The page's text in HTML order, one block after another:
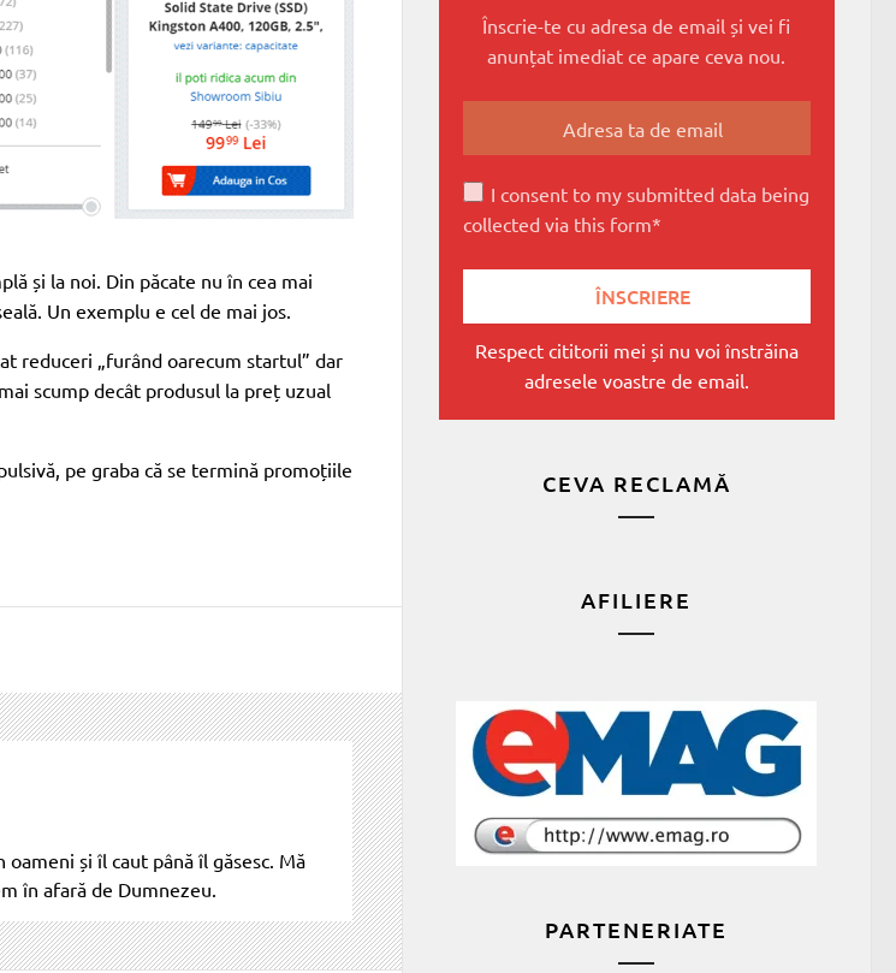
și la noi. Din păcate nu în cea mai
Un exemplu e cel de mai jos.
reduceri „furând oarecum startul” dar
scump decât produsul la preț uzual
pe graba că se termină promoțiile
și îl caut până îl găsesc. Mă
în afară de Dumnezeu.
Înscrie-te cu adresa de email și vei fi
anunțat imediat ce apare ceva nou.
I consent to my submitted data being
collected via this form*
Respect cititorii mei și nu voi înstrăina
adresele voastre de email.
CEVA RECLAMĂ
AFILIERE
PARTENERIATE